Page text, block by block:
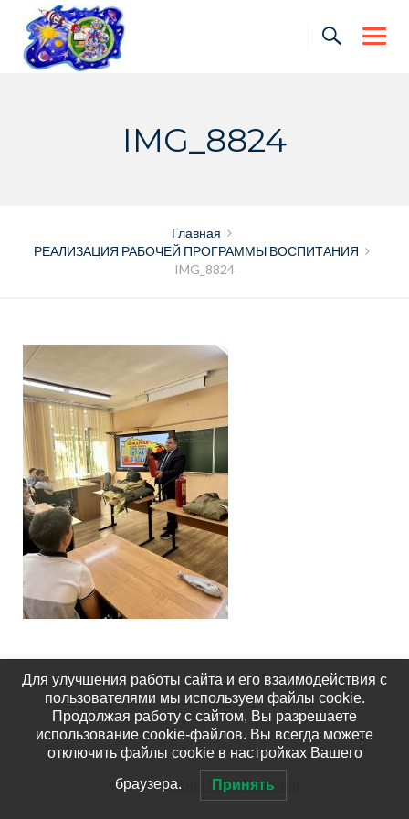
content
IMG_8824
Главная
РЕАЛИЗАЦИЯ РАБОЧЕЙ ПРОГРАММЫ ВОСПИТАНИЯ
IMG_8824
© 2026Школа №15 Королёв
Для улучшения работы сайта и его взаимодействия с
пользователями мы используем файлы cookie.
Продолжая работу с сайтом, Вы разрешаете
использование cookie-файлов. Вы всегда можете
отключить файлы cookie в настройках Вашего
браузера. Принять